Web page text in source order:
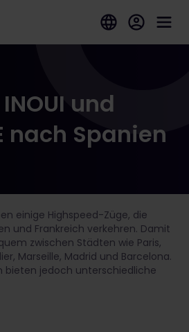
INOUI und
nach Spanien
einige Highspeed-Züge, die
und Frankreich verkehren. Damit
zwischen Städten wie Paris,
Marseille, Madrid und Barcelona.
bieten jedoch unterschiedliche